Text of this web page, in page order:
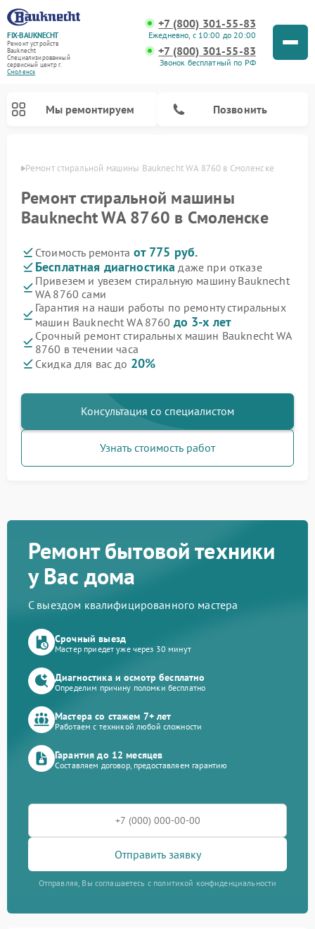
FIX-BAUKNECHT
Ремонт устройств
Bauknecht
Специализированный
cервисный центр г.
Смоленск
+7 (800) 301-55-83
Ежедневно, с 10:00 до 20:00
+7 (800) 301-55-83
Звонок бесплатный по РФ
Мы ремонтируем Позвонить
Ремонт стиральной машины Bauknecht WA 8760 в Смоленске
Ремонт стиральной машины
Bauknecht WA 8760 в Смоленске
Стоимость ремонта от 775 руб.
Бесплатная диагностика даже при отказе
Привезем и увезем стиральную машину Bauknecht
WA 8760 сами
Гарантия на наши работы по ремонту стиральных
машин Bauknecht WA 8760 до 3-х лет
Срочный ремонт стиральных машин Bauknecht WA
8760 в течении часа
Скидка для вас до 20%
Консультация со специалистом
Узнать стоимость работ
Ремонт бытовой техники
у Вас дома
С выездом квалифицированного мастера
Срочный выезд
Мастер приедет уже через 30 минут
Диагностика и осмотр бесплатно
Определим причину поломки бесплатно
Мастера со стажем 7+ лет
Работаем с техникой любой сложности
Гарантия до 12 месяцев
Составляем договор, предоставляем гарантию
Отправить заявку
Отправляя, Вы соглашаетесь с политикой конфиденциальности